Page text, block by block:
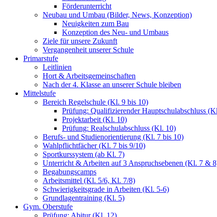
Förderunterricht
Neubau und Umbau (Bilder, News, Konzeption)
Neuigkeiten zum Bau
Konzeption des Neu- und Umbaus
Ziele für unsere Zukunft
Vergangenheit unserer Schule
Primarstufe
Leitlinien
Hort & Arbeitsgemeinschaften
Nach der 4. Klasse an unserer Schule bleiben
Mittelstufe
Bereich Regelschule (Kl. 9 bis 10)
Prüfung: Qualifizierender Hauptschulabschluss
Projektarbeit (Kl. 10)
Prüfung: Realschulabschluss (Kl. 10)
Berufs- und Studienorientierung (Kl. 7 bis 10)
Wahlpflichtfächer (Kl. 7 bis 9/10)
Sportkurssystem (ab Kl. 7)
Unterricht & Arbeiten auf 3 Anspruchsebenen (Kl. 7 &
Begabungscamps
Arbeitsmittel (Kl. 5/6, Kl. 7/8)
Schwierigkeitsgrade in Arbeiten (Kl. 5-6)
Grundlagentraining (Kl. 5)
Gym. Oberstufe
Prüfung: Abitur (Kl. 12)